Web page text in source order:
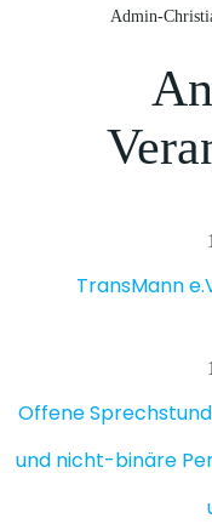
Admin-
TransMann
Offene
und nicht-binäre